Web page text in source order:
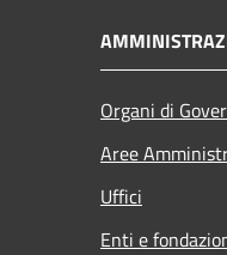
Organi di
Aree
Uffici
Enti e